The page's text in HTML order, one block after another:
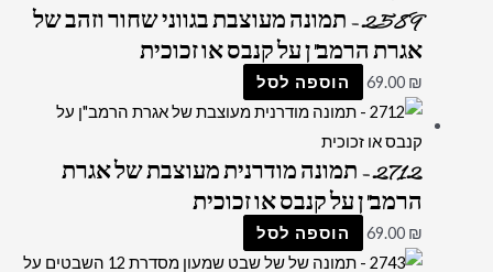
2589 – תמונה מעוצבת בגווני שחור וזהב של
אגרת הרמב"ן על קנבס או זכוכית
69.00 ₪ הוספה לסל
2712 – תמונה מודרנית מעוצבת של אגרת
הרמב"ן על קנבס או זכוכית
69.00 ₪ הוספה לסל